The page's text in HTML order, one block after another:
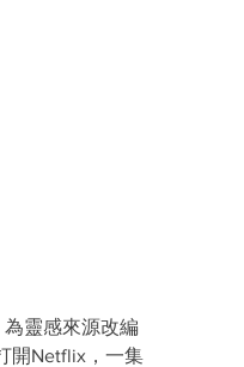
靈感來源改編
開Netflix，一集